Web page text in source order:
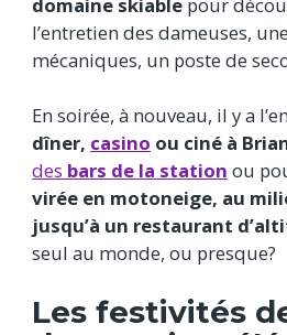
domaine skiable pour
l’entretien des dameuses,
mécaniques, un poste de
En soirée, à nouveau, il y a
dîner, casino ou ciné à
des bars de la station ou
virée en motoneige, au
jusqu’à un restaurant
seul au monde, ou presque?
Les festivités